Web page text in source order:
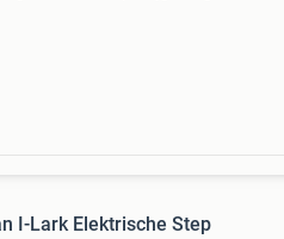
I-Lark Elektrische Step